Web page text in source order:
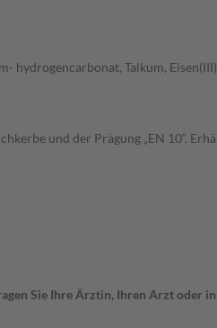
hydrogencarbonat, Talkum,
und der Prägung „EN 10“.
Sie Ihre Ärztin, Ihren Arzt oder